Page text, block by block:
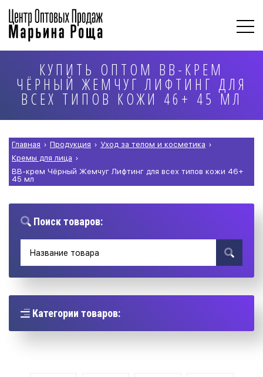
КУПИТЬ ОПТОМ ВВ-КРЕМ
ЧЁРНЫЙ ЖЕМЧУГ ЛИФТИНГ ДЛЯ
ВСЕХ ТИПОВ КОЖИ 46+ 45 МЛ
Главная › Продукция › Уход за телом и косметика ›
Кремы для лица ›
ВВ-крем Чёрный Жемчуг Лифтинг для всех типов кожи 46+
45 мл
Поиск товаров:
Категории товаров: